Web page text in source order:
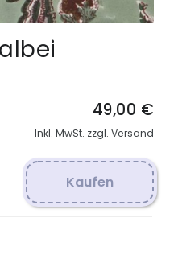
49,00 €
Inkl. MwSt. zzgl. Versand
Kaufen